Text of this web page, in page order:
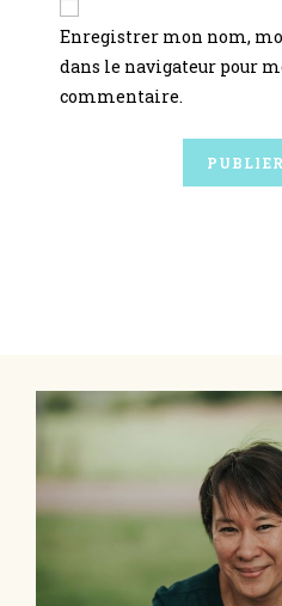
Enregistrer mon nom,
dans le navigateur pour
commentaire.